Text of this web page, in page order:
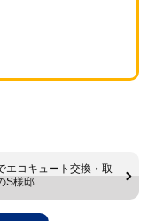
エコキュート交換・取
S様邸